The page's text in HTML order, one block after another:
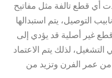
أي قطع تالفة مثل مفاتيح
التوصيل، يتم استبدالها
غير أصلية قد يؤدي إلى
لذلك يتم الاعتماد
عمر الفرن وتزيد من